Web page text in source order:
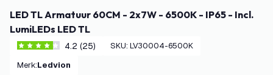
LED TL Armatuur 60CM - 2x7W - 6500K - IP65 - Incl.
LumiLEDs LED TL
4.2 score sterren
4.2 (25) SKU: LV30004-6500K
Merk: Ledvion